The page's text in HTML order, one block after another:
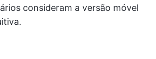
consideram a versão móvel